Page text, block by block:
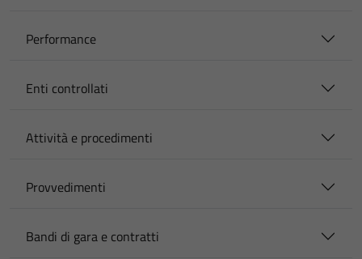
Performance
Enti controllati
Attività e procedimenti
Provvedimenti
Bandi di gara e contratti